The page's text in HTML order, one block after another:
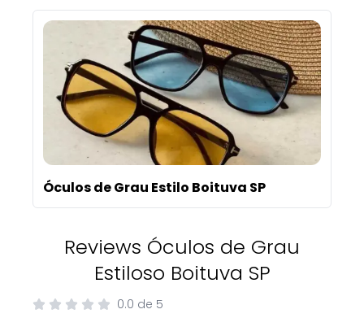
Óculos de Grau Estilo Boituva SP
Reviews Óculos de Grau
Estiloso Boituva SP
0.0 de 5